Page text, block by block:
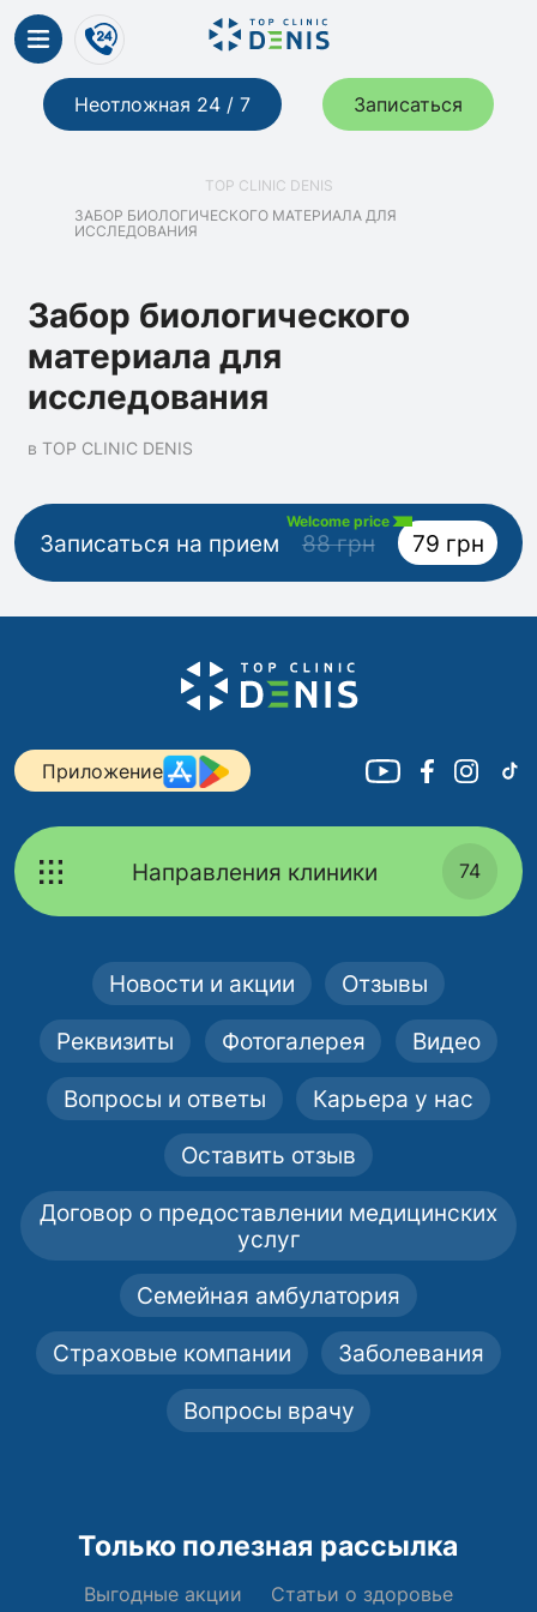
Неотложная 24 / 7 Записаться
TOP CLINIC DENIS
ЗАБОР БИОЛОГИЧЕСКОГО МАТЕРИАЛА ДЛЯ
ИССЛЕДОВАНИЯ
Забор биологического
материала для
исследования
в TOP CLINIC DENIS
Записаться на прием
Welcome price
88 грн 79 грн
Приложение
Направления клиники 74
Новости и акции Отзывы
Реквизиты Фотогалерея Видео
Вопросы и ответы Карьера у нас
Оставить отзыв
Договор о предоставлении медицинских
услуг
Семейная амбулатория
Страховые компании Заболевания
Вопросы врачу
Только полезная рассылка
Выгодные акции Статьи о здоровье